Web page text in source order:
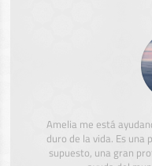
Amelia me está
duro de la vida. Es
supuesto, una gran